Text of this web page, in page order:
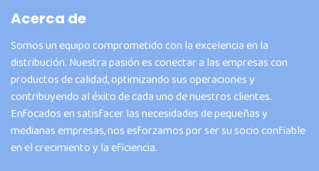
Acerca de
Somos un equipo comprometido con la excelencia en la
distribución. Nuestra pasión es conectar a las empresas con
productos de calidad, optimizando sus operaciones y
contribuyendo al éxito de cada uno de nuestros clientes.
Enfocados en satisfacer las necesidades de pequeñas y
medianas empresas, nos esforzamos por ser su socio confiable
en el crecimiento y la eficiencia.